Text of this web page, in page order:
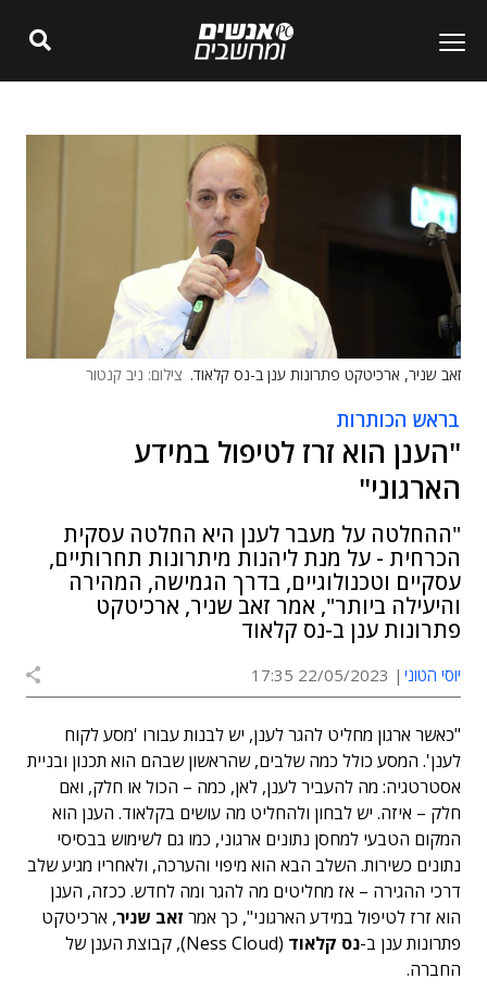
זאב שניר, ארכיטקט פתרונות ענן ב-נס קלאוד. צילום: ניב קנטור
בראש הכותרות
"הענן הוא זרז לטיפול במידע
הארגוני"
"ההחלטה על מעבר לענן היא החלטה עסקית
הכרחית - על מנת ליהנות מיתרונות תחרותיים,
עסקיים וטכנולוגיים, בדרך הגמישה, המהירה
והיעילה ביותר", אמר זאב שניר, ארכיטקט
פתרונות ענן ב-נס קלאוד
יוסי הטוני 22/05/2023 17:35
"כאשר ארגון מחליט להגר לענן, יש לבנות עבורו 'מסע לקוח
לענן'. המסע כולל כמה שלבים, שהראשון שבהם הוא תכנון ובניית
אסטרטגיה: מה להעביר לענן, לאן, כמה – הכול או חלק, ואם
חלק – איזה. יש לבחון ולהחליט מה עושים בקלאוד. הענן הוא
המקום הטבעי למחסן נתונים ארגוני, כמו גם לשימוש בבסיסי
נתונים כשירות. השלב הבא הוא מיפוי והערכה, ולאחריו מגיע שלב
דרכי ההגירה – אז מחליטים מה להגר ומה לחדש. ככזה, הענן
הוא זרז לטיפול במידע הארגוני", כך אמר זאב שניר, ארכיטקט
פתרונות ענן ב-נס קלאוד
(Ness Cloud), קבוצת הענן של
החברה.